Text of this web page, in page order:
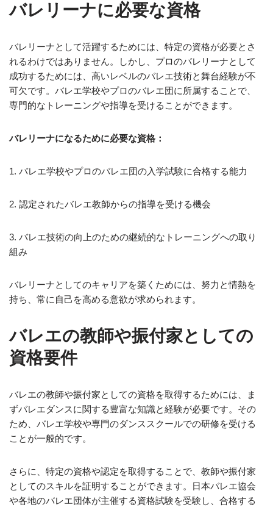
バレリーナに必要な資格
バレリーナとして活躍するためには、特定の資格が必要とさ
れるわけではありません。しかし、プロのバレリーナとして
成功するためには、高いレベルのバレエ技術と舞台経験が不
可欠です。バレエ学校やプロのバレエ団に所属することで、
専門的なトレーニングや指導を受けることができます。
バレリーナになるために必要な資格：
1. バレエ学校やプロのバレエ団の入学試験に合格する能力
2. 認定されたバレエ教師からの指導を受ける機会
3. バレエ技術の向上のための継続的なトレーニングへの取り
組み
バレリーナとしてのキャリアを築くためには、努力と情熱を
持ち、常に自己を高める意欲が求められます。
バレエの教師や振付家としての
資格要件
バレエの教師や振付家としての資格を取得するためには、ま
ずバレエダンスに関する豊富な知識と経験が必要です。その
ため、バレエ学校や専門のダンススクールでの研修を受ける
ことが一般的です。
さらに、特定の資格や認定を取得することで、教師や振付家
としてのスキルを証明することができます。日本バレエ協会
や各地のバレエ団体が主催する資格試験を受験し、合格する